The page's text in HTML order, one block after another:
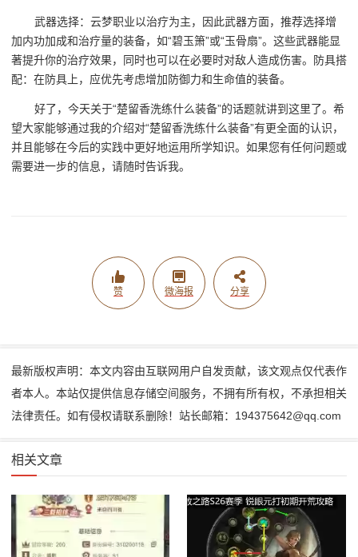
武器选择：云梦职业以治疗为主，因此武器方面，推荐选择增
加内功加成和治疗量的装备，如“碧玉箫”或“玉骨扇”。这些武器能显
著提升你的治疗效果，同时也可以在必要时对敌人造成伤害。防具搭
配：在防具上，应优先考虑增加防御力和生命值的装备。
好了，今天关于“楚留香洗练什么装备”的话题就讲到这里了。希
望大家能够通过我的介绍对“楚留香洗练什么装备”有更全面的认识，
并且能够在今后的实践中更好地运用所学知识。如果您有任何问题或
需要进一步的信息，请随时告诉我。
赞 微海报 分享
最新版权声明：本文内容由互联网用户自发贡献，该文观点仅代表作
者本人。本站仅提供信息存储空间服务，不拥有所有权，不承担相关
法律责任。如有侵权请联系删除！站长邮箱：194375642@qq.com
相关文章